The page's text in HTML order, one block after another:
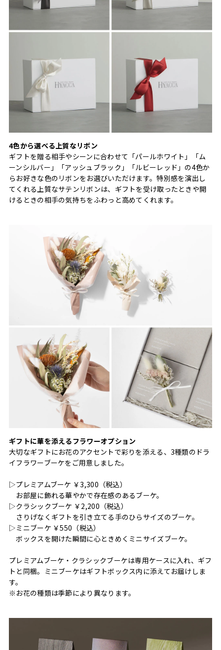
4色から選べる上質なリボン
ギフトを贈る相手やシーンに合わせて「パールホワイト」「ム
ーンシルバー」「アッシュブラック」「ルビーレッド」の4色か
らお好きな色のリボンをお選びいただけます。特別感を演出し
てくれる上質なサテンリボンは、ギフトを受け取ったときや開
けるときの相手の気持ちをふわっと高めてくれます。
ギフトに華を添えるフラワーオプション
大切なギフトにお花のアクセントで彩りを添える、3種類のドラ
イフラワーブーケをご用意しました。
▷プレミアムブーケ ￥3,300（税込）
お部屋に飾れる華やかで存在感のあるブーケ。
▷クラシックブーケ ￥2,200（税込）
さりげなくギフトを引き立てる手のひらサイズのブーケ。
▷ミニブーケ ￥550（税込）
ボックスを開けた瞬間に心ときめくミニサイズブーケ。
プレミアムブーケ・クラシックブーケは専用ケースに入れ、ギフ
トと同梱。ミニブーケはギフトボックス内に添えてお届けしま
す。
※お花の種類は季節により異なります。